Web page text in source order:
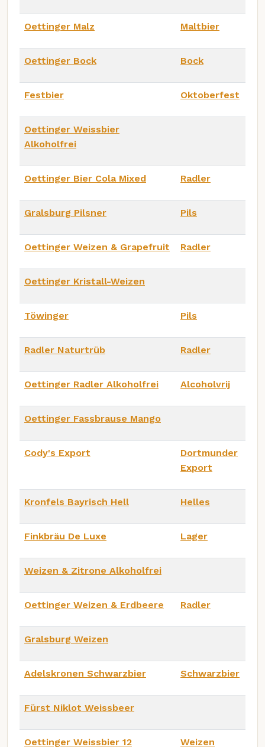
Oettinger Malz Maltbier
Oettinger Bock Bock
Festbier Oktoberfest
Oettinger Weissbier
Alkoholfrei
Oettinger Bier Cola Mixed Radler
Gralsburg Pilsner Pils
Oettinger Weizen & Grapefruit Radler
Oettinger Kristall-Weizen
Töwinger Pils
Radler Naturtrüb Radler
Oettinger Radler Alkoholfrei Alcoholvrij
Oettinger Fassbrause Mango
Cody's Export
Dortmunder
Export
Kronfels Bayrisch Hell Helles
Finkbräu De Luxe Lager
Weizen & Zitrone Alkoholfrei
Oettinger Weizen & Erdbeere Radler
Gralsburg Weizen
Adelskronen Schwarzbier Schwarzbier
Fürst Niklot Weissbeer
Oettinger Weissbier 12 Weizen